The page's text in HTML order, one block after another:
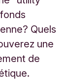
Quels
une
de